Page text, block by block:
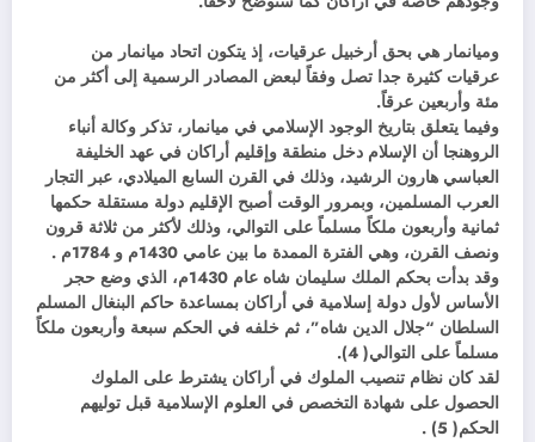
وميانمار هي بحق أرخبيل عرقيات، إذ يتكون اتحاد ميانمار من
عرقيات كثيرة جدا تصل وفقاً لبعض المصادر الرسمية إلى أكثر من
مئة وأربعين عرقاً.
وفيما يتعلق بتاريخ الوجود الإسلامي في ميانمار، تذكر وكالة أنباء
الروهنجا أن الإسلام دخل منطقة وإقليم أراكان في عهد الخليفة
العباسي هارون الرشيد، وذلك في القرن السابع الميلادي، عبر التجار
العرب المسلمين، وبمرور الوقت أصبح الإقليم دولة مستقلة حكمها
ثمانية وأربعون ملكاً مسلماً على التوالي، وذلك لأكثر من ثلاثة قرون
ونصف القرن، وهي الفترة الممدة ما بين عامي 1430م و 1784م .
وقد بدأت بحكم الملك سليمان شاه عام 1430م، الذي وضع حجر
الأساس لأول دولة إسلامية في أراكان بمساعدة حاكم البنغال المسلم
السلطان “جلال الدين شاه”، ثم خلفه في الحكم سبعة وأربعون ملكاً
مسلماً على التوالي( 4).
لقد كان نظام تنصيب الملوك في أراكان يشترط على الملوك
الحصول على شهادة التخصص في العلوم الإسلامية قبل توليهم
الحكم( 5) .